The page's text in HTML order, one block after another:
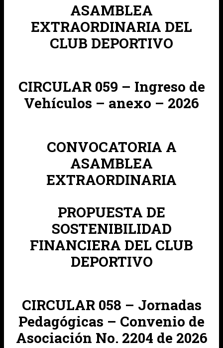
ASAMBLEA
EXTRAORDINARIA DEL
CLUB DEPORTIVO
CIRCULAR 059 – Ingreso de
Vehículos – anexo – 2026
CONVOCATORIA A
ASAMBLEA
EXTRAORDINARIA
PROPUESTA DE
SOSTENIBILIDAD
FINANCIERA DEL CLUB
DEPORTIVO
CIRCULAR 058 – Jornadas
Pedagógicas – Convenio de
Asociación No. 2204 de 2026